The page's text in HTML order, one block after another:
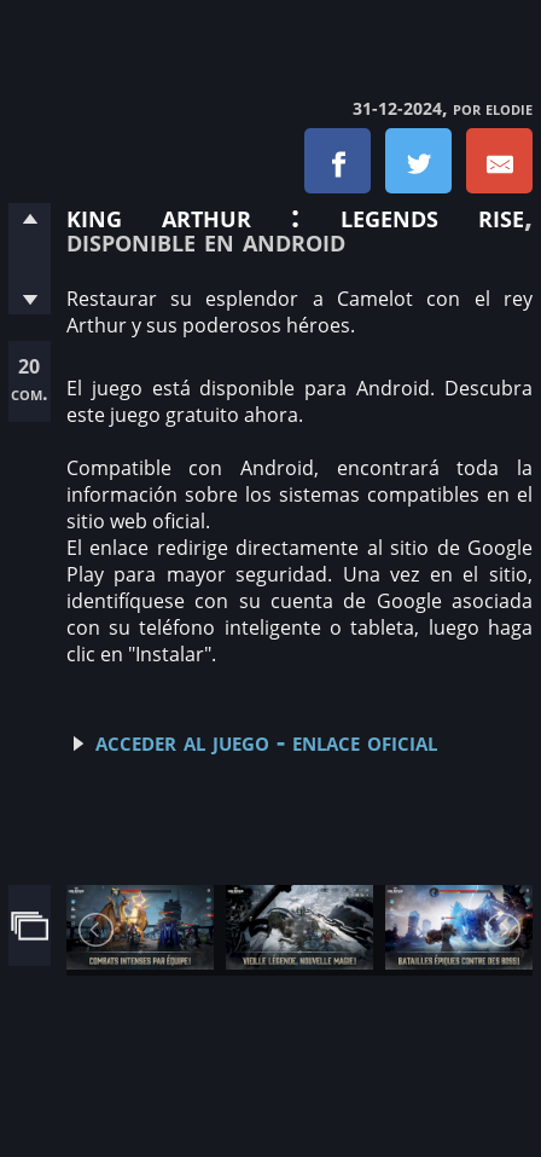
31-12-2024, por elodie
20
com.
king arthur : legends rise,
disponible en android
Restaurar su esplendor a Camelot con el rey
Arthur y sus poderosos héroes.
El juego está disponible para Android. Descubra
este juego gratuito ahora.
Compatible con Android, encontrará toda la
información sobre los sistemas compatibles en el
sitio web oficial.
El enlace redirige directamente al sitio de Google
Play para mayor seguridad. Una vez en el sitio,
identifíquese con su cuenta de Google asociada
con su teléfono inteligente o tableta, luego haga
clic en "Instalar".
acceder al juego - enlace oficial